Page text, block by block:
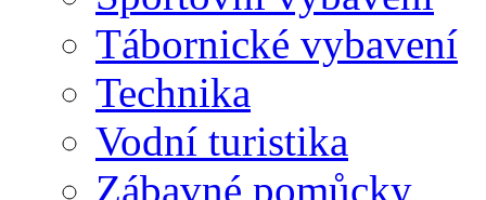
Tábornické vybavení
Technika
Vodní turistika
Zábavné pomůcky